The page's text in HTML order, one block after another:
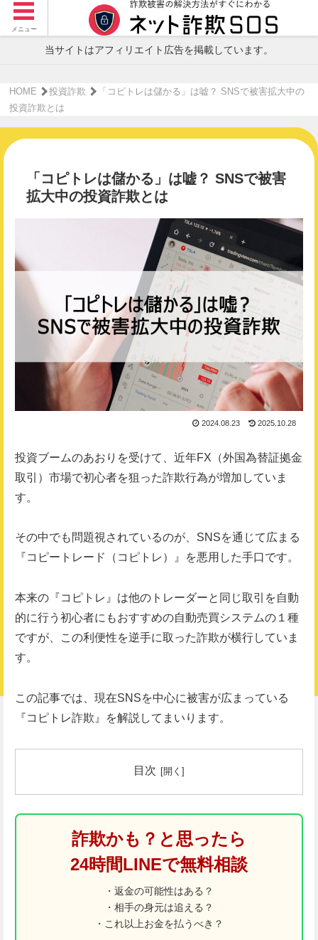
メニュー
当サイトはアフィリエイト広告を掲載しています。
HOME 投資詐欺
「コピトレは儲かる」は嘘？ SNSで被害拡大中の
投資詐欺とは
「コピトレは儲かる」は嘘？ SNSで被害
拡大中の投資詐欺とは
2024.08.23 2025.10.28
投資ブームのあおりを受けて、近年FX（外国為替証拠金
取引）市場で初心者を狙った詐欺行為が増加していま
す。
その中でも問題視されているのが、SNSを通じて広まる
『コピートレード（コピトレ）』を悪用した手口です。
本来の『コピトレ』は他のトレーダーと同じ取引を自動
的に行う初心者にもおすすめの自動売買システムの１種
ですが、この利便性を逆手に取った詐欺が横行していま
す。
この記事では、現在SNSを中心に被害が広まっている
『コピトレ詐欺』を解説してまいります。
目次
詐欺かも？と思ったら
24時間LINEで無料相談
・返金の可能性はある？
・相手の身元は追える？
・これ以上お金を払うべき？